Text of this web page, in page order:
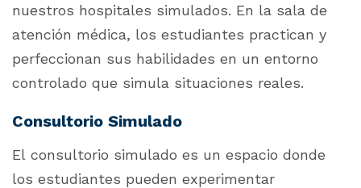
nuestros hospitales simulados. En la sala de
atención médica, los estudiantes practican y
perfeccionan sus habilidades en un entorno
controlado que simula situaciones reales.
Consultorio Simulado
El consultorio simulado es un espacio donde
los estudiantes pueden experimentar